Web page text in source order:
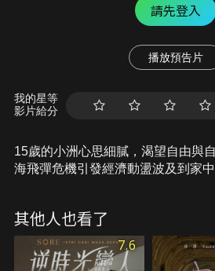
請先登入
播放預告片
我的星等
影片給分
15歲的小洲心思細膩，渴望自由與
海飛彈危機引發經濟動盪波及到家
校，小洲被分到B段班，暗戀的小敏
亦施壓要他退學，讓小洲在不確定
主的模樣。
其他人也看了
7.6